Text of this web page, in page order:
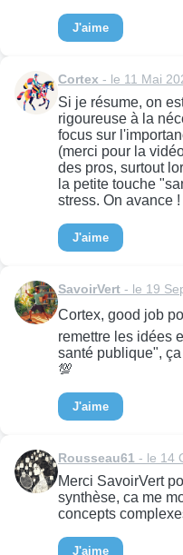
J'aime
Cortex - le 11 Mai
Si je résume, on
rigoureuse à la
focus sur
(merci pour la
des pros, surtout
la petite touche
stress. On avance !
J'aime
SavoirVert - le 19
Cortex, good job
remettre les idées
santé publique",
💯
J'aime
Rousseau61 - le 14
Merci SavoirVert
synthèse, ca me
concepts
J'aime